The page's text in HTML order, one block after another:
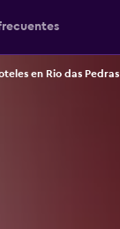
en Rio das Pedras